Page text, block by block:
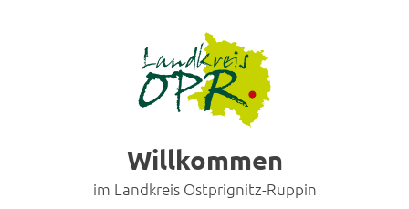
Willkommen
im Landkreis Ostprignitz-Ruppin